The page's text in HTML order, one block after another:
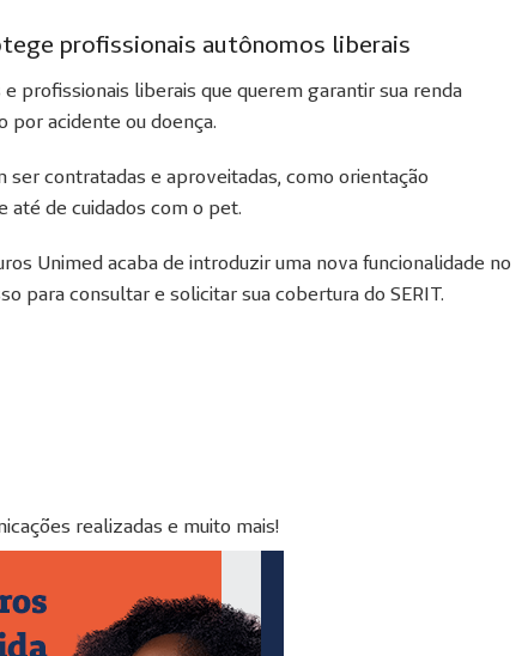
profissionais autônomos liberais
profissionais liberais que querem garantir sua renda
por acidente ou doença.
contratadas e aproveitadas, como orientação
até de cuidados com o pet.
Unimed acaba de introduzir uma nova funcionalidade no
para consultar e solicitar sua cobertura do SERIT.
realizadas e muito mais!